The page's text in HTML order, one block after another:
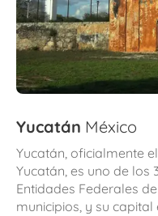
Yucatán México
Yucatán, oficialmente
Yucatán, es uno de los
Entidades Federales
municipios, y su capital